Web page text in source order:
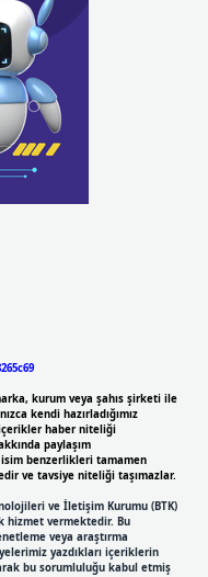
kurum veya şahıs şirketi ile
kendi hazırladığımız
haber niteliği
paylaşım
isim benzerlikleri tamamen
ve tavsiye niteliği taşımazlar.
ve İletişim Kurumu (BTK)
hizmet vermektedir. Bu
veya araştırma
yazdıkları içeriklerin
bu sorumluluğu kabul etmiş